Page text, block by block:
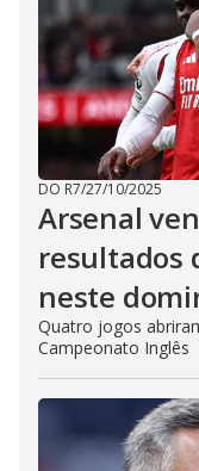
DO R7/27/10/2025
Arsenal
resultados
neste
Quatro jogos
Campeonato Inglês